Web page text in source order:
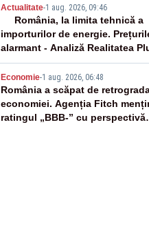
Actualitate-1 aug. 2026, 09:46
România, la limita tehnică a
importurilor de energie.
alarmant - Analiză Realitatea
Economie-1 aug. 2026, 06:48
România a scăpat de
economiei. Agenția Fitch
ratingul „BBB-” cu perspectivă